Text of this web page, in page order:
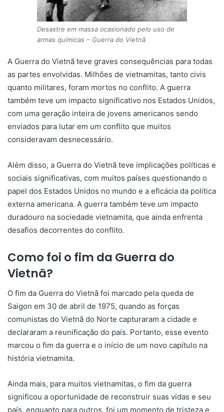
Desastre em massa ocasionado pelo uso de
armas químicas – Guerra do Vietnã
A Guerra do Vietnã teve graves consequências para todas
as partes envolvidas. Milhões de vietnamitas, tanto civis
quanto militares, foram mortos no conflito. A guerra
também teve um impacto significativo nos Estados Unidos,
com uma geração inteira de jovens americanos sendo
enviados para lutar em um conflito que muitos
consideravam desnecessário.
Além disso, a Guerra do Vietnã teve implicações políticas e
sociais significativas, com muitos países questionando o
papel dos Estados Unidos no mundo e a eficácia da política
externa americana. A guerra também teve um impacto
duradouro na sociedade vietnamita, que ainda enfrenta
desafios decorrentes do conflito.
Como foi o fim da Guerra do
Vietnã?
O fim da Guerra do Vietnã foi marcado pela queda de
Saigon em 30 de abril de 1975, quando as forças
comunistas do Vietnã do Norte capturaram a cidade e
declararam a reunificação do país. Portanto, esse evento
marcou o fim da guerra e o início de um novo capítulo na
história vietnamita.
Ainda mais, para muitos vietnamitas, o fim da guerra
significou a oportunidade de reconstruir suas vidas e seu
país, enquanto para outros, foi um momento de tristeza e